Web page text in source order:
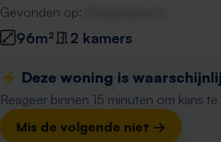
Gevonden op:
96m² 2 kamers
⚡️ Deze woning is
Reageer binnen 15 minuten om kans
Mis de volgende niet →